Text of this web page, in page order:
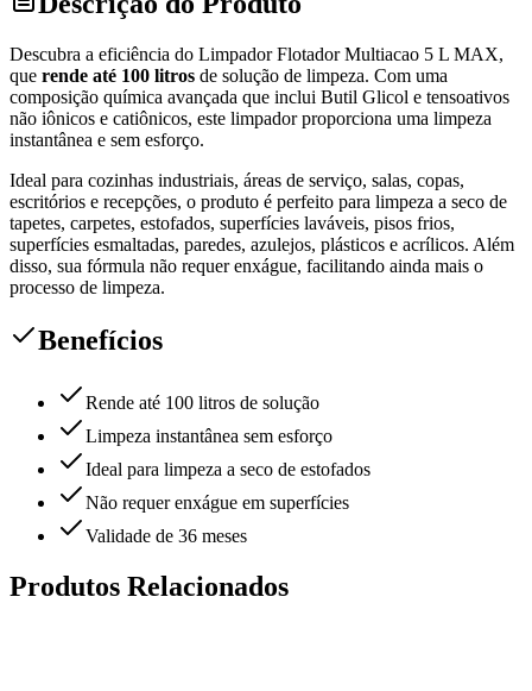
Descubra a eficiência do Limpador Flotador Multiacao 5 L MAX,
que rende até 100 litros de solução de limpeza. Com uma
composição química avançada que inclui Butil Glicol e tensoativos
não iônicos e catiônicos, este limpador proporciona uma limpeza
instantânea e sem esforço.
Ideal para cozinhas industriais, áreas de serviço, salas, copas,
escritórios e recepções, o produto é perfeito para limpeza a seco de
tapetes, carpetes, estofados, superfícies laváveis, pisos frios,
superfícies esmaltadas, paredes, azulejos, plásticos e acrílicos. Além
disso, sua fórmula não requer enxágue, facilitando ainda mais o
processo de limpeza.
Benefícios
Rende até 100 litros de solução
Limpeza instantânea sem esforço
Ideal para limpeza a seco de estofados
Não requer enxágue em superfícies
Validade de 36 meses
Produtos Relacionados